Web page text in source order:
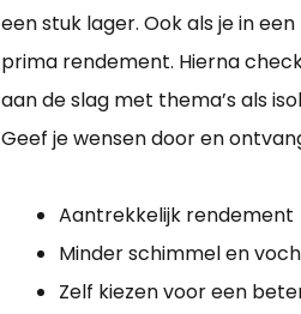
een stuk lager. Ook als je in
prima rendement. Hierna
aan de slag met thema’s als
Geef je wensen door en
Aantrekkelijk rendement
Minder schimmel en
Zelf kiezen voor een